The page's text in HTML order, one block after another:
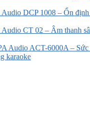
DCP 1008 – Ổn
CT 02 – Âm thanh
Audio ACT-6000A – Sức
karaoke